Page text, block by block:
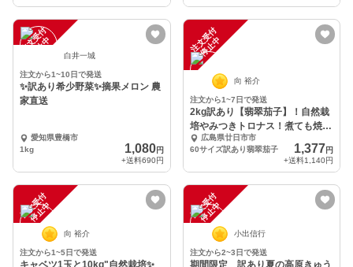
注
文
受
付
停
止
中 白井一城
注文から1~10日で発送
✨訳あり希少野菜✨摘果メロン 農
家直送
愛知県豊橋市
1kg
1,080円
+送料690円
注
文
受
付
停
止
中
向 裕介
注文から1~7日で発送
2kg訳あり【翡翠茄子】！自然栽
培やみつきトロナス！煮ても焼い
ても美味しい！
広島県廿日市市
60サイズ訳あり翡翠茄子
1,377円
+送料1,140円
注
文
受
付
停
止
中
向 裕介
注文から1~5日で発送
キャベツ1玉と10kg"自然栽培✨
注
文
受
付
停
止
中
小出信行
注文から2~3日で発送
期間限定 訳あり夏の高原きゅう